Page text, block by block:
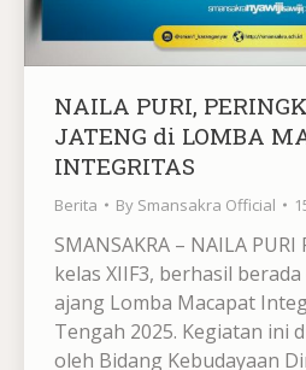
NAILA PURI,
JATENG di LOMBA
INTEGRITAS
Berita By Smansakra Official
SMANSAKRA – NAILA
kelas XIIF3, berhasil
ajang Lomba Macapat
Tengah 2025. Kegiatan ini
oleh Bidang Kebudayaan